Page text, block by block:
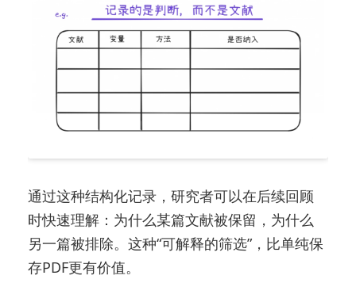
通过这种结构化记录，研究者可以在后续回顾
时快速理解：为什么某篇文献被保留，为什么
另一篇被排除。这种“可解释的筛选”，比单纯保
存PDF更有价值。